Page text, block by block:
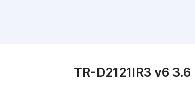
TR-D2121IR3 v6 3.6